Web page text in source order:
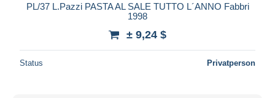
PL/37 L.Pazzi PASTA AL SALE TUTTO L´ANNO Fabbri
1998
± 9,24 $
Status Privatperson